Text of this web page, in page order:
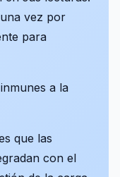
vez por
para
a la
que las
con el